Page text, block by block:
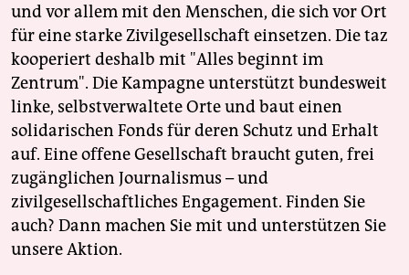
und vor allem mit den Menschen, die sich vor Ort
für eine starke Zivilgesellschaft einsetzen. Die taz
kooperiert deshalb mit "Alles beginnt im
Zentrum". Die Kampagne unterstützt bundesweit
linke, selbstverwaltete Orte und baut einen
solidarischen Fonds für deren Schutz und Erhalt
auf. Eine offene Gesellschaft braucht guten, frei
zugänglichen Journalismus – und
zivilgesellschaftliches Engagement. Finden Sie
auch? Dann machen Sie mit und unterstützen Sie
unsere Aktion.